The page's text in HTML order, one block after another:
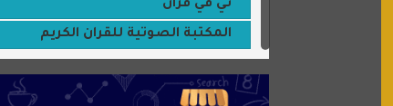
تي في قران
المكتبة الصوتية للقران الكريم
موقع سيارات عربية